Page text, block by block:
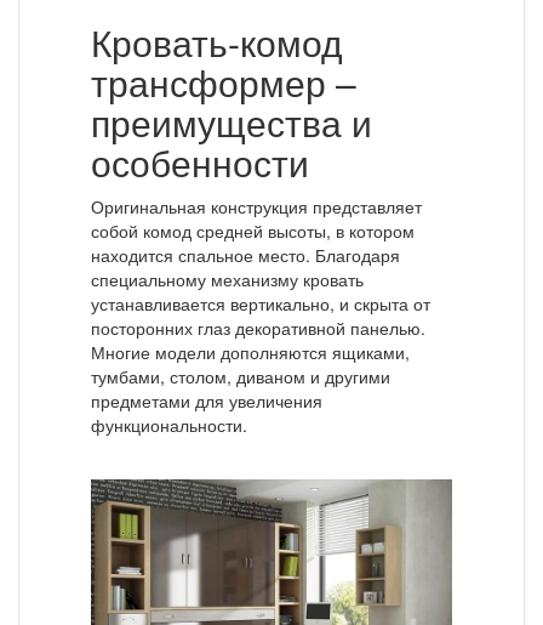
Кровать-комод
трансформер –
преимущества и
особенности
Оригинальная конструкция представляет
собой комод средней высоты, в котором
находится спальное место. Благодаря
специальному механизму кровать
устанавливается вертикально, и скрыта от
посторонних глаз декоративной панелью.
Многие модели дополняются ящиками,
тумбами, столом, диваном и другими
предметами для увеличения
функциональности.